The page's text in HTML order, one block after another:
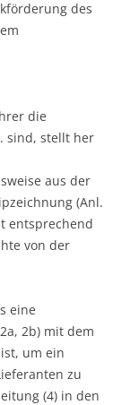
des
die
sind, stellt her
aus der
(Anl.
entsprechend
von der
eine
2b) mit dem
um ein
zu
(4) in den